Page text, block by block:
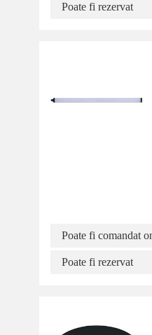
Poate fi rezervat
Poate fi comandat
Poate fi rezervat